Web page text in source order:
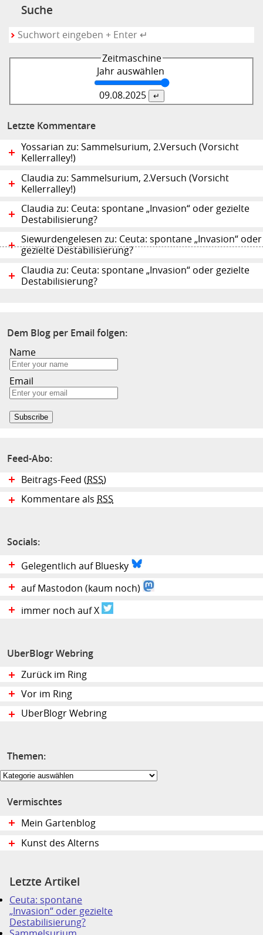
Suche
Zeitmaschine
Jahr auswählen
09.08.2025
Letzte Kommentare
Yossarian zu: Sammelsurium, 2.Versuch (Vorsicht
Kellerralley!)
Claudia zu: Sammelsurium, 2.Versuch (Vorsicht
Kellerralley!)
Claudia zu: Ceuta: spontane „Invasion“ oder gezielte
Destabilisierung?
Siewurdengelesen zu: Ceuta: spontane „Invasion“ oder
gezielte Destabilisierung?
Claudia zu: Ceuta: spontane „Invasion“ oder gezielte
Destabilisierung?
Dem Blog per Email folgen:
Name
Email
Feed-Abo:
Beitrags-Feed (RSS)
Kommentare als RSS
Socials:
Gelegentlich auf Bluesky
auf Mastodon (kaum noch)
immer noch auf X
UberBlogr Webring
Zurück im Ring
Vor im Ring
UberBlogr Webring
Themen:
Themen:
Vermischtes
Mein Gartenblog
Kunst des Alterns
Letzte Artikel
Ceuta: spontane
„Invasion“ oder gezielte
Destabilisierung?